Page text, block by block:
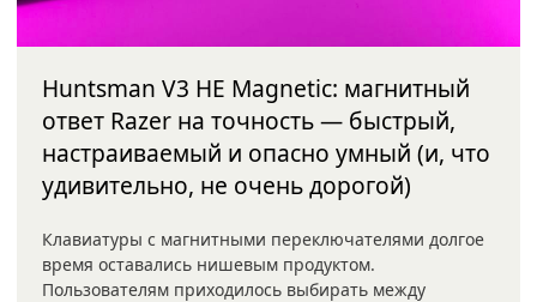
Huntsman V3 HE Magnetic: магнитный
ответ Razer на точность — быстрый,
настраиваемый и опасно умный (и, что
удивительно, не очень дорогой)
Клавиатуры с магнитными переключателями долгое
время оставались нишевым продуктом.
Пользователям приходилось выбирать между